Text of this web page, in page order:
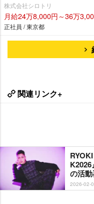
株式会社シロトリ
月給24万8,000円～36万
正社員 / 東京都
関連リンク+
の活
2026-02-